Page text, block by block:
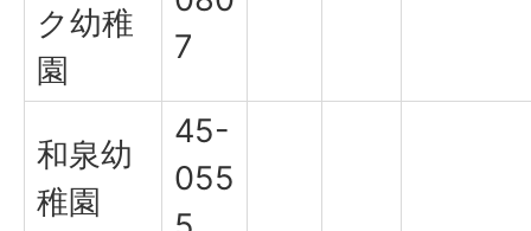
ク幼稚
園
7
和泉幼
稚園
45-
055